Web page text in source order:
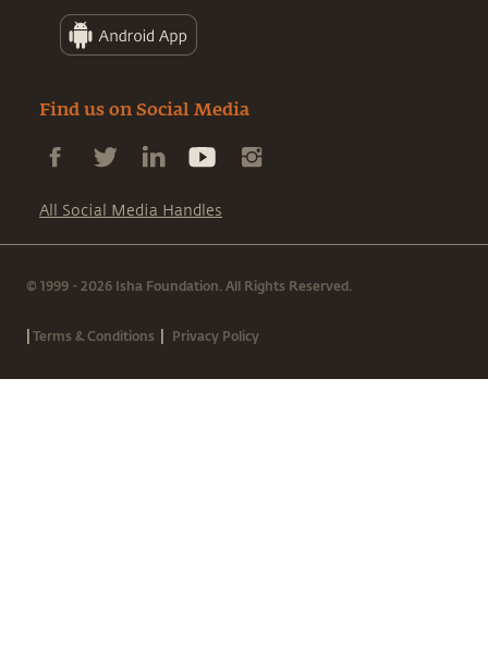
Find us on Social Media
All Social Media Handles
© 1999 - 2026 Isha Foundation. All Rights Reserved.
|Terms & Conditions | Privacy Policy